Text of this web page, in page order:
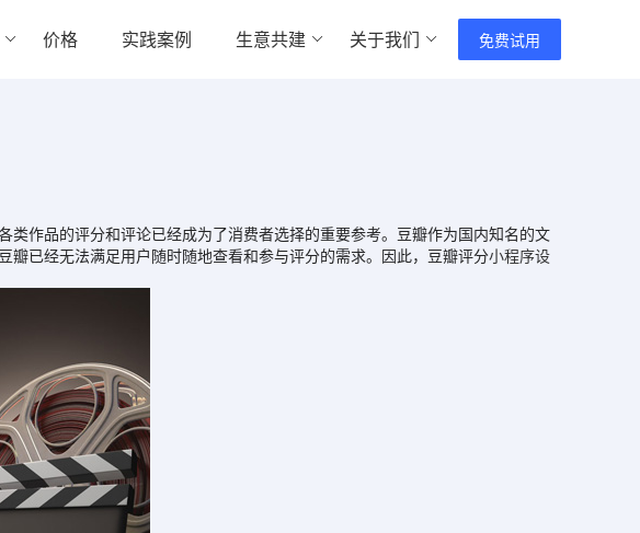
价格 实践案例 生意共建 关于我们 免费试用
作品的评分和评论已经成为了消费者选择的重要参考。豆瓣作为国内知名的文
已经无法满足用户随时随地查看和参与评分的需求。因此，豆瓣评分小程序设